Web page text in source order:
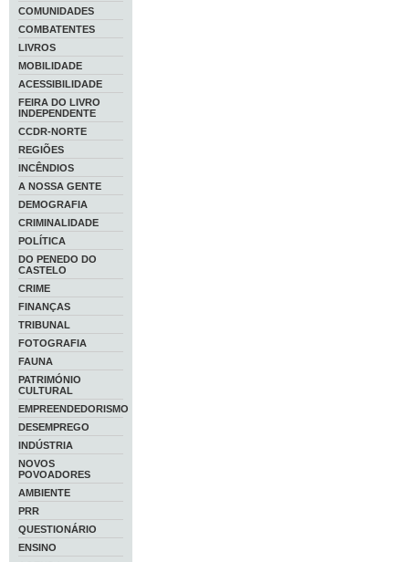
COMUNIDADES
COMBATENTES
LIVROS
MOBILIDADE
ACESSIBILIDADE
FEIRA DO LIVRO
INDEPENDENTE
CCDR-NORTE
REGIÕES
INCÊNDIOS
A NOSSA GENTE
DEMOGRAFIA
CRIMINALIDADE
POLÍTICA
DO PENEDO DO
CASTELO
CRIME
FINANÇAS
TRIBUNAL
FOTOGRAFIA
FAUNA
PATRIMÓNIO
CULTURAL
EMPREENDEDORISMO
DESEMPREGO
INDÚSTRIA
NOVOS
POVOADORES
AMBIENTE
PRR
QUESTIONÁRIO
ENSINO